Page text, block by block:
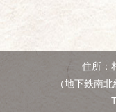
住所：
（地下鉄南